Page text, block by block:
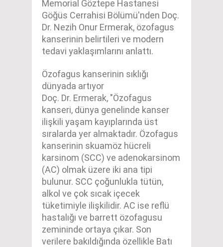
Memorial Göztepe Hastanesi
Göğüs Cerrahisi Bölümü'nden Doç.
Dr. Nezih Onur Ermerak, özofagus
kanserinin belirtileri ve modern
tedavi yaklaşımlarını anlattı.
Özofagus kanserinin sıklığı
dünyada artıyor
Doç. Dr. Ermerak, "Özofagus
kanseri, dünya genelinde kanser
ilişkili yaşam kayıplarında üst
sıralarda yer almaktadır. Özofagus
kanserinin skuamöz hücreli
karsinom (SCC) ve adenokarsinom
(AC) olmak üzere iki ana tipi
bulunur. SCC çoğunlukla tütün,
alkol ve çok sıcak içecek
tüketimiyle ilişkilidir. AC ise reflü
hastalığı ve barrett özofagusu
zemininde ortaya çıkar. Son
verilere bakıldığında özellikle Batı